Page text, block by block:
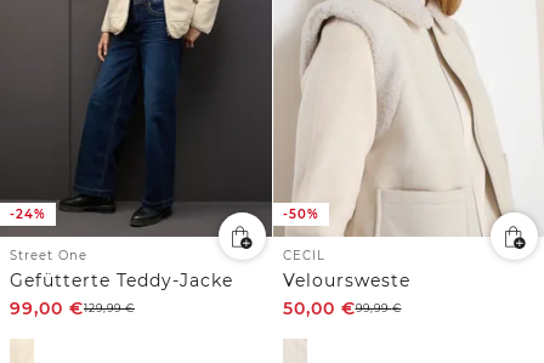
-24%
Street One
Gefütterte Teddy-Jacke
99,00 €129,99€
-50%
CECIL
Veloursweste
50,00 €99,99€